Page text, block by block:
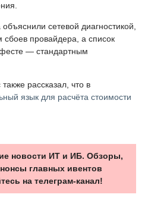
сетевой диагностикой,
провайдера, а список
— стандартным
рассказал, что в
язык для расчёта стоимости
новости ИТ и ИБ. Обзоры,
главных ивентов
на телеграм-канал!